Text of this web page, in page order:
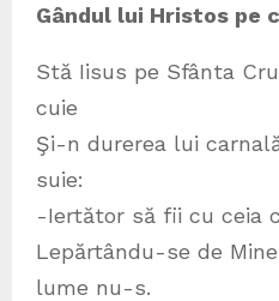
Gândul lui Hristos pe
Stă Iisus pe Sfânta
cuie
Şi-n durerea lui
suie:
-Iertător să fii cu ceia
Lepărtându-se de
lume nu-s.